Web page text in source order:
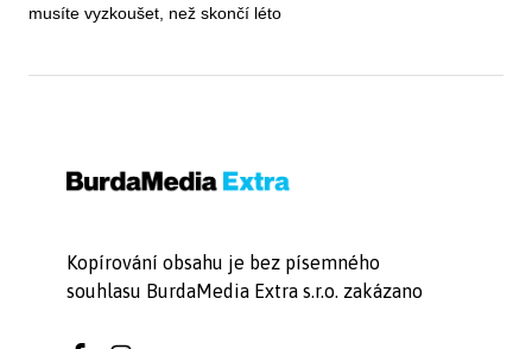
musíte vyzkoušet, než skončí léto
Kopírování obsahu je bez písemného
souhlasu BurdaMedia Extra s.r.o. zakázano